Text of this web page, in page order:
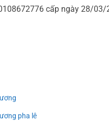
cấp ngày 28/03/
pha lê